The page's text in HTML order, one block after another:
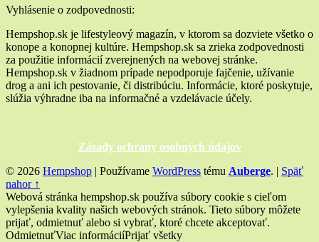
Widgety
v
pätičke
Vyhlásenie o zodpovednosti:
Hempshop.sk je lifestyleový magazín, v ktorom sa dozviete všetko o
konope a konopnej kultúre. Hempshop.sk sa zrieka zodpovednosti
za použitie informácií zverejnených na webovej stránke.
Hempshop.sk v žiadnom prípade nepodporuje fajčenie, užívanie
drog a ani ich pestovanie, či distribúciu. Informácie, ktoré poskytuje,
slúžia výhradne iba na informačné a vzdelávacie účely.
Zásady ochrany osobných údajov
© 2026 Hempshop | Používame WordPress tému Auberge. | Späť
nahor ↑
Webová stránka hempshop.sk používa súbory cookie s cieľom
vylepšenia kvality našich webových stránok. Tieto súbory môžete
prijať, odmietnuť alebo si vybrať, ktoré chcete akceptovať.
OdmietnuťViac informáciíPrijať všetky